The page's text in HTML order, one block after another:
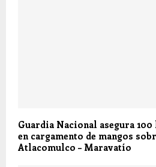
Guardia Nacional asegura
en cargamento de mangos
Atlacomulco – Maravatío